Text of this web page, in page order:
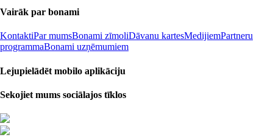
Vairāk par bonami
KontaktiPar mumsBonami zīmoliDāvanu kartesMedijiemPartneru
programmaBonami uzņēmumiem
Lejupielādēt mobilo aplikāciju
Sekojiet mums sociālajos tīklos